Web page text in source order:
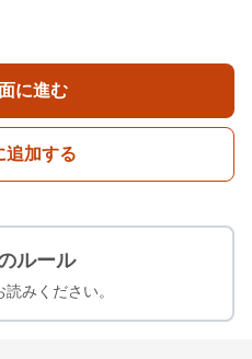
に進む
追加する
ルール
みください。